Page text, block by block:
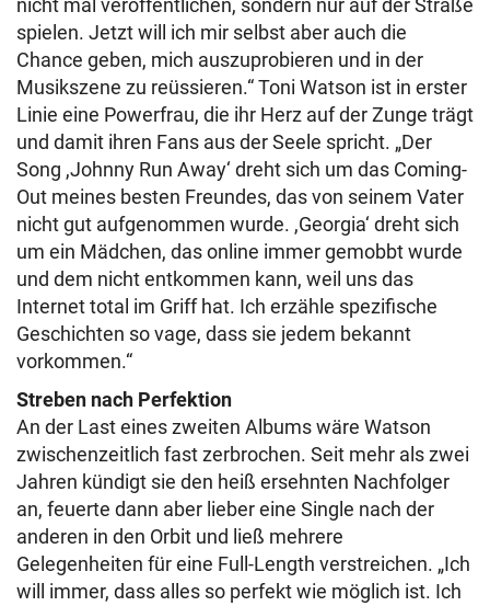
nicht mal veröffentlichen, sondern nur auf der Straße
spielen. Jetzt will ich mir selbst aber auch die
Chance geben, mich auszuprobieren und in der
Musikszene zu reüssieren.“ Toni Watson ist in erster
Linie eine Powerfrau, die ihr Herz auf der Zunge trägt
und damit ihren Fans aus der Seele spricht. „Der
Song ,Johnny Run Away‘ dreht sich um das Coming-
Out meines besten Freundes, das von seinem Vater
nicht gut aufgenommen wurde. ,Georgia‘ dreht sich
um ein Mädchen, das online immer gemobbt wurde
und dem nicht entkommen kann, weil uns das
Internet total im Griff hat. Ich erzähle spezifische
Geschichten so vage, dass sie jedem bekannt
vorkommen.“
Streben nach Perfektion
An der Last eines zweiten Albums wäre Watson
zwischenzeitlich fast zerbrochen. Seit mehr als zwei
Jahren kündigt sie den heiß ersehnten Nachfolger
an, feuerte dann aber lieber eine Single nach der
anderen in den Orbit und ließ mehrere
Gelegenheiten für eine Full-Length verstreichen. „Ich
will immer, dass alles so perfekt wie möglich ist. Ich